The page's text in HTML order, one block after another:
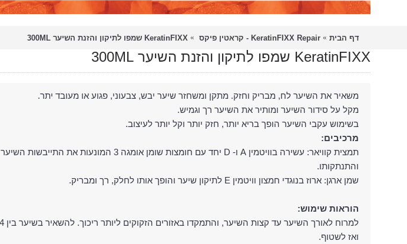
דף הבית KeratinFIXX Repair - קראטין פיקס KeratinFIXX שמפו לתיקון והזנת השיער 300ML
KeratinFIXX שמפו לתיקון והזנת השיער 300ML
משאיר את השיער לח, מבריק וחזק. מתקן ומשחזר שיער יבש, צבעוני, פגוע או מעובד יתר.
מקל על סידור השיער ומותיר את השיער רך וגמיש.
בשימוש עקבי השיער הופך בריא יותר, חזק יותר וקל יותר לעיצוב.
מרכיבים:
תמצית קוויאר: עשירה בוויטמין A ו- D יחד עם חומצות שומן אומגה 3 המונעות את התייבשות השיער
והתנתקותו.
שמן ארגן: ארוז בנוגדי חמצון וויטמין E לתיקון שיער והופך אותו לחלק, רך ומבריק.
הוראות שימוש:
ואז לשטוף.